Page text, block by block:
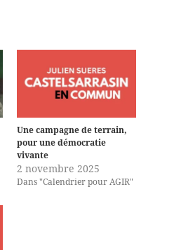
Une campagne de terrain,
pour une démocratie
vivante
2 novembre 2025
Dans "Calendrier pour AGIR"